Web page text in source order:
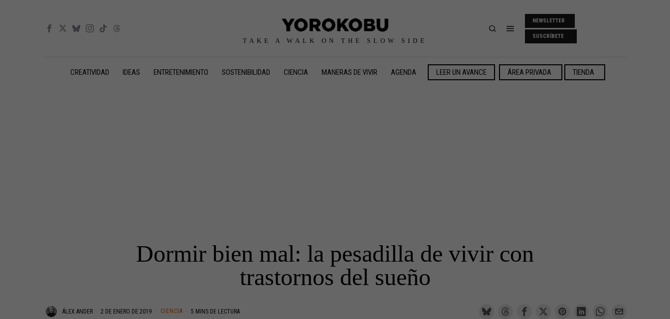
TAKE A WALK ON THE SLOW SIDE
NEWSLETTER
SUSCRÍBETE
CREATIVIDAD IDEAS ENTRETENIMIENTO SOSTENIBILIDAD CIENCIA MANERAS DE VIVIR AGENDA LEER UN AVANCE ÁREA PRIVADA TIENDA
Dormir bien mal: la pesadilla de vivir con
trastornos del sueño
ÁLEX ANDER 2 DE ENERO DE 2019 CIENCIA 5 MINS DE LECTURA